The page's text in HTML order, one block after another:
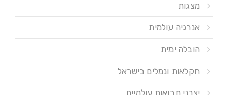
מצגות
אנרגיה עולמית
הובלה ימית
חקלאות ונמלים בישראל